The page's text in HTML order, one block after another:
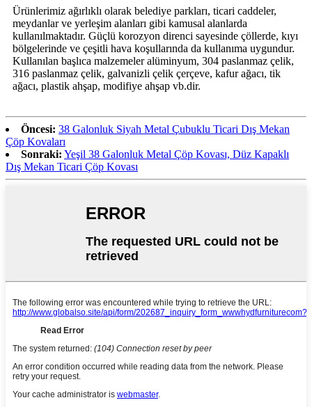
Ürünlerimiz ağırlıklı olarak belediye parkları, ticari caddeler,
meydanlar ve yerleşim alanları gibi kamusal alanlarda
kullanılmaktadır. Güçlü korozyon direnci sayesinde çöllerde, kıyı
bölgelerinde ve çeşitli hava koşullarında da kullanıma uygundur.
Kullanılan başlıca malzemeler alüminyum, 304 paslanmaz çelik,
316 paslanmaz çelik, galvanizli çelik çerçeve, kafur ağacı, tik
ağacı, plastik ahşap, modifiye ahşap vb.dir.
Öncesi: 38 Galonluk Siyah Metal Çubuklu Ticari Dış Mekan
Çöp Kovaları
Sonraki: Yeşil 38 Galonluk Metal Çöp Kovası, Düz Kapaklı
Dış Mekan Ticari Çöp Kovası